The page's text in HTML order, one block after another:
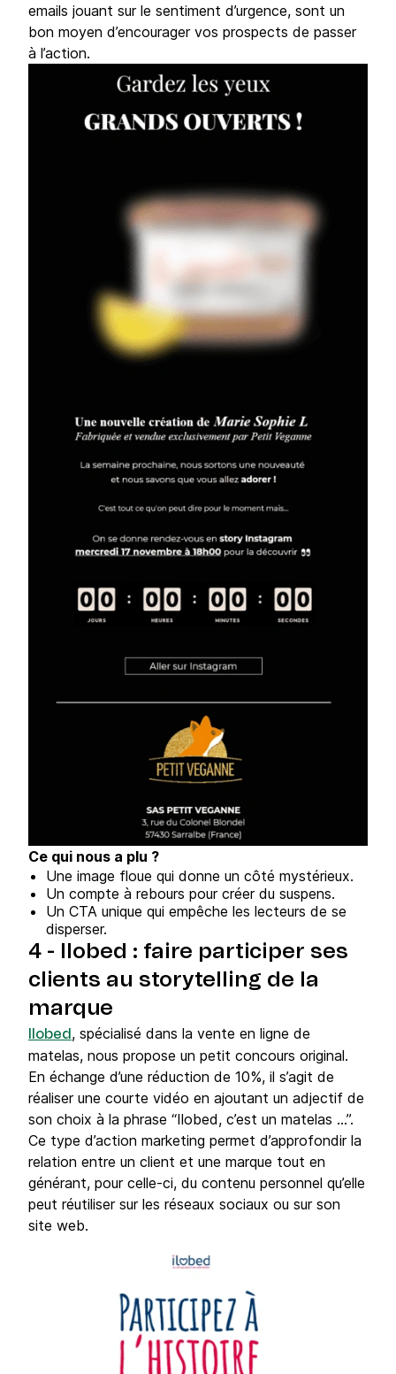
emails jouant sur le sentiment d’urgence, sont un
bon moyen d’encourager vos prospects de passer
à l’action.
Ce qui nous a plu ?
Une image floue qui donne un côté mystérieux.
Un compte à rebours pour créer du suspens.
Un CTA unique qui empêche les lecteurs de se
disperser.
4 - Ilobed : faire participer ses
clients au storytelling de la
marque ️
Ilobed , spécialisé dans la vente en ligne de
matelas, nous propose un petit concours original.
En échange d’une réduction de 10%, il s’agit de
réaliser une courte vidéo en ajoutant un adjectif de
son choix à la phrase “Ilobed, c’est un matelas …”.
Ce type d’action marketing permet d’approfondir la
relation entre un client et une marque tout en
générant, pour celle-ci, du contenu personnel qu’elle
peut réutiliser sur les réseaux sociaux ou sur son
site web.